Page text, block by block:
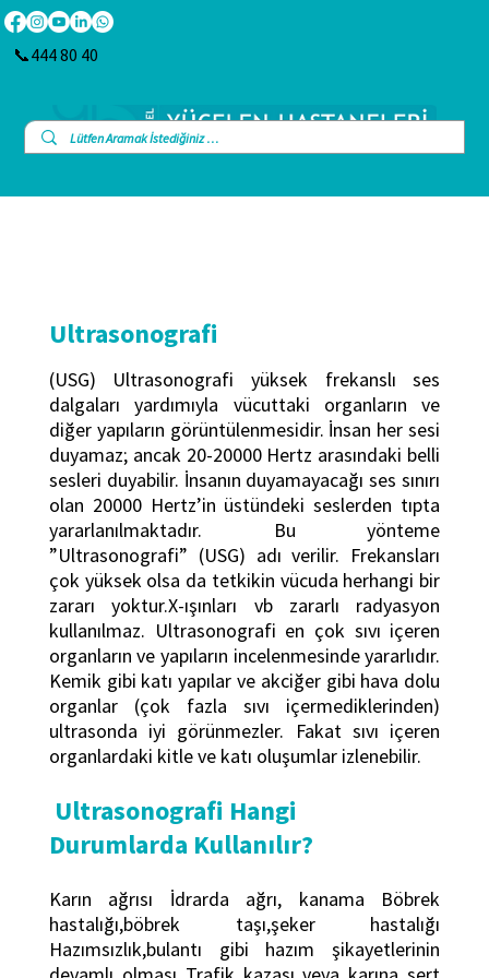
📞444 80 40
Ultrasonografi
(USG) Ultrasonografi yüksek frekanslı ses
dalgaları yardımıyla vücuttaki organların ve
diğer yapıların görüntülenmesidir. İnsan her sesi
duyamaz; ancak 20-20000 Hertz arasındaki belli
sesleri duyabilir. İnsanın duyamayacağı ses sınırı
olan 20000 Hertz’in üstündeki seslerden tıpta
yararlanılmaktadır. Bu yönteme
”Ultrasonografi” (USG) adı verilir. Frekansları
çok yüksek olsa da tetkikin vücuda herhangi bir
zararı yoktur.X-ışınları vb zararlı radyasyon
kullanılmaz. Ultrasonografi en çok sıvı içeren
organların ve yapıların incelenmesinde yararlıdır.
Kemik gibi katı yapılar ve akciğer gibi hava dolu
organlar (çok fazla sıvı içermediklerinden)
ultrasonda iyi görünmezler. Fakat sıvı içeren
organlardaki kitle ve katı oluşumlar izlenebilir.
Ultrasonografi Hangi
Durumlarda Kullanılır?
Karın ağrısı İdrarda ağrı, kanama Böbrek
hastalığı,böbrek taşı,şeker hastalığı
Hazımsızlık,bulantı gibi hazım şikayetlerinin